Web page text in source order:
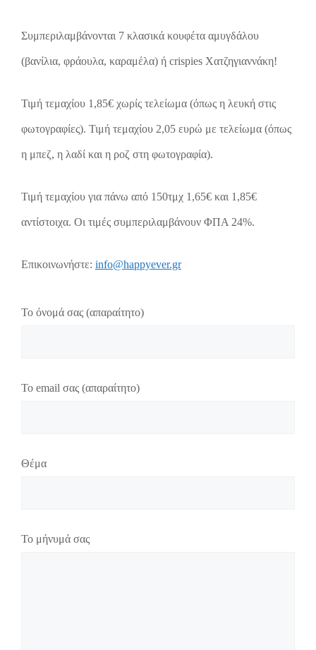
Συμπεριλαμβάνονται 7 κλασικά κουφέτα αμυγδάλου
(βανίλια, φράουλα, καραμέλα) ή crispies Χατζηγιαννάκη!
Τιμή τεμαχίου 1,85€ χωρίς τελείωμα (όπως η λευκή στις
φωτογραφίες). Τιμή τεμαχίου 2,05 ευρώ με τελείωμα (όπως
η μπεζ, η λαδί και η ροζ στη φωτογραφία).
Τιμή τεμαχίου για πάνω από 150τμχ 1,65€ και 1,85€
αντίστοιχα. Οι τιμές συμπεριλαμβάνουν ΦΠΑ 24%.
Επικοινωνήστε: info@happyever.gr
Το όνομά σας (απαραίτητο)
Το email σας (απαραίτητο)
Θέμα
Το μήνυμά σας